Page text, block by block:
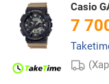
Casio
7